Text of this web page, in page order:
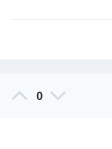
0